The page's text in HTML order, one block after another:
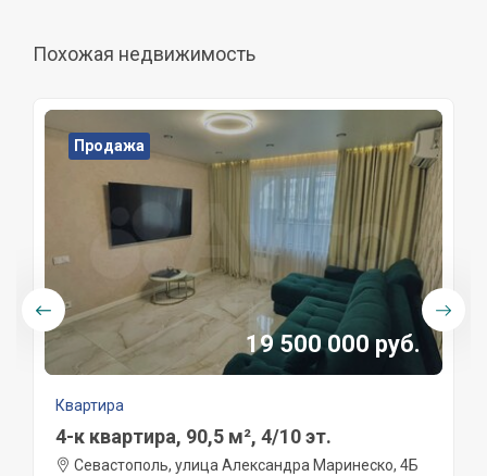
Похожая недвижимость
Продажа
19 500 000 руб.
Квартира
4-к квартира, 90,5 м², 4/10 эт.
Севастополь, улица Александра Маринеско, 4Б